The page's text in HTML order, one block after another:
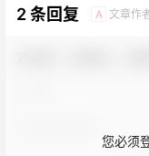
2 条回复 A 文章作
您必须